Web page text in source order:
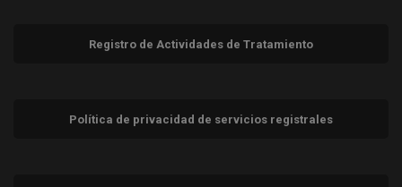
Registro de Actividades de Tratamiento
Política de privacidad de servicios registrales